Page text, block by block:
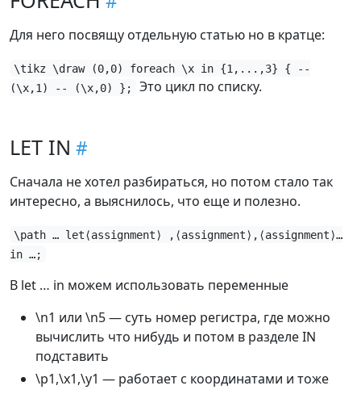
Для него посвящу отдельную статью но в кратце:
\tikz \draw (0,0) foreach \x in {1,...,3} { --
(\x,1) -- (\x,0) };
Это цикл по списку.
LET IN
Сначала не хотел разбираться, но потом стало так
интересно, а выяснилось, что еще и полезно.
\path … let⟨assignment⟩ ,⟨assignment⟩,⟨assignment⟩…
in …;
В let … in можем использовать переменные
\n1 или \n5 — суть номер регистра, где можно
вычислить что нибудь и потом в разделе IN
подставить
\p1,\x1,\y1 — работает с координатами и тоже